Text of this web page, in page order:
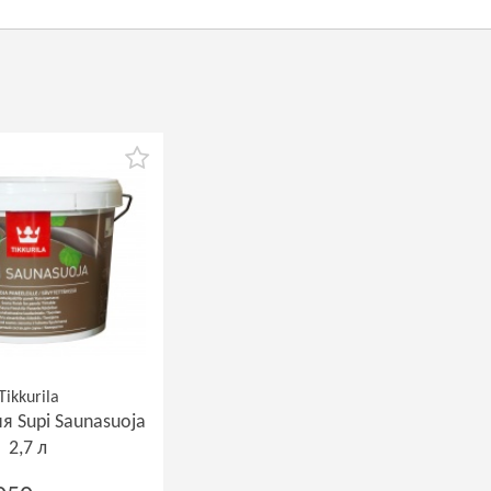
Supi Saunasuoja
2,7 л